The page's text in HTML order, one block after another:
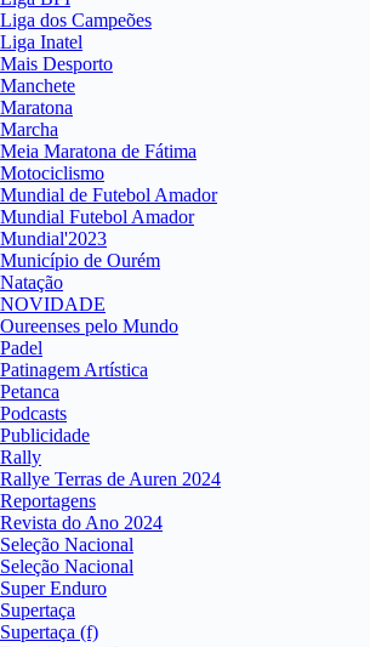
Liga dos Campeões
Liga Inatel
Mais Desporto
Manchete
Maratona
Marcha
Meia Maratona de Fátima
Motociclismo
Mundial de Futebol Amador
Mundial Futebol Amador
Mundial'2023
Município de Ourém
Natação
NOVIDADE
Oureenses pelo Mundo
Padel
Patinagem Artística
Petanca
Podcasts
Publicidade
Rally
Rallye Terras de Auren 2024
Reportagens
Revista do Ano 2024
Seleção Nacional
Seleção Nacional
Super Enduro
Supertaça
Supertaça (f)